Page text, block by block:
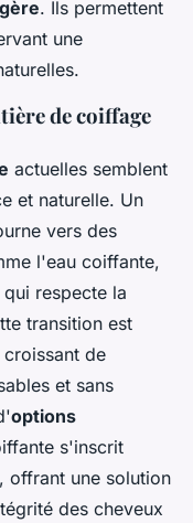
. Ils permettent
une
de coiffage
actuelles semblent
et naturelle. Un
vers des
l'eau coiffante,
respecte la
transition est
de
et sans
options
s'inscrit
offrant une solution
des cheveux